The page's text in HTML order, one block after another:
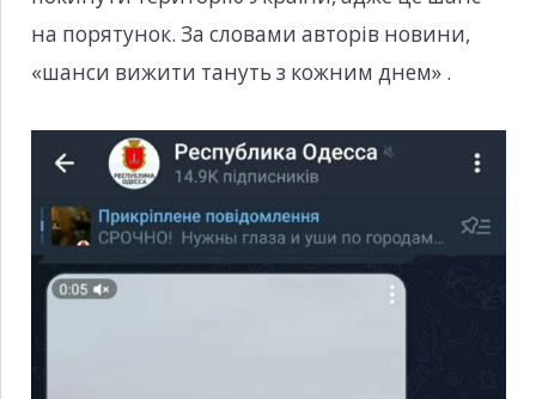
на порятунок. За словами авторів новини,
«шанси вижити тануть з кожним днем» .